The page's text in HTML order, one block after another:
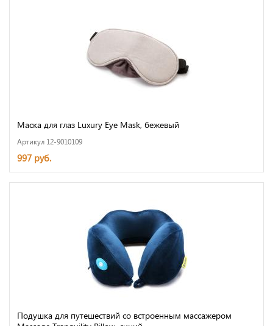
Маска для глаз Luxury Eye Mask, бежевый
Артикул 12-9010109
997 руб.
Подушка для путешествий со встроенным массажером